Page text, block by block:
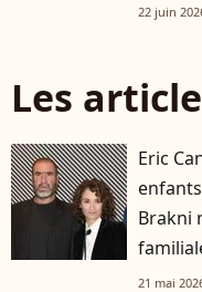
Paris
22 juin
Les
Eric
Brakni
d'avis"
21 mai